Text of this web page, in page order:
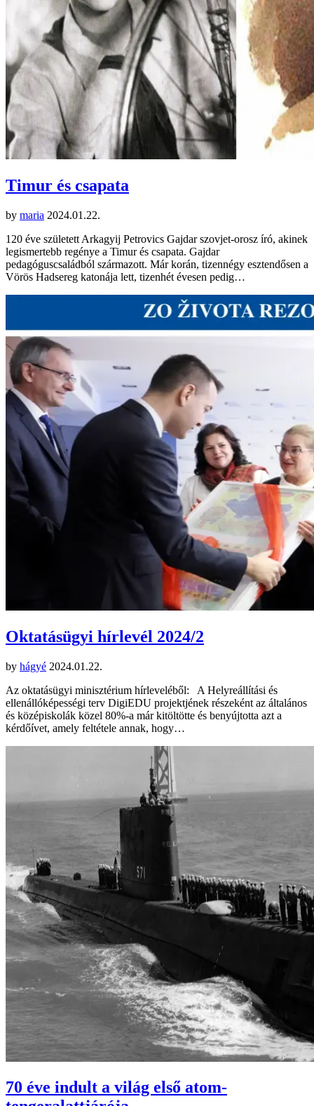
Timur és csapata
by maria 2024.01.22.
120 éve született Arkagyij Petrovics Gajdar szovjet-orosz író, akinek
legismertebb regénye a Timur és csapata. Gajdar
pedagóguscsaládból származott. Már korán, tizennégy esztendősen a
Vörös Hadsereg katonája lett, tizenhét évesen pedig…
Oktatásügyi hírlevél 2024/2
by hágyé 2024.01.22.
Az oktatásügyi minisztérium hírleveléből: A Helyreállítási és
ellenállóképességi terv DigiEDU projektjének részeként az általános
és középiskolák közel 80%-a már kitöltötte és benyújtotta azt a
kérdőívet, amely feltétele annak, hogy…
70 éve indult a világ első atom-